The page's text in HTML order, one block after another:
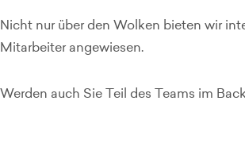
Nicht nur über den Wolken bieten wir
Mitarbeiter angewiesen.
Werden auch Sie Teil des Teams im